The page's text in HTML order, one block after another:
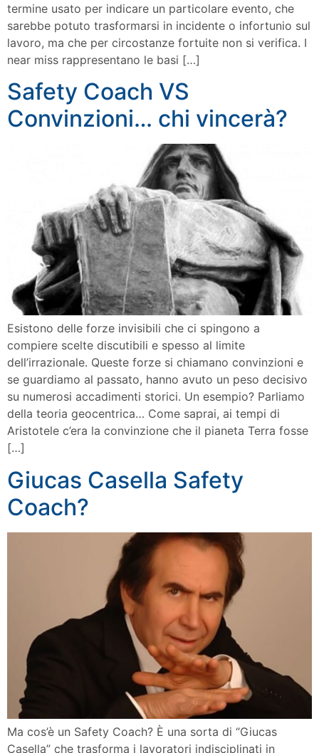
termine usato per indicare un particolare evento, che
sarebbe potuto trasformarsi in incidente o infortunio sul
lavoro, ma che per circostanze fortuite non si verifica. I
near miss rappresentano le basi […]
Safety Coach VS
Convinzioni… chi vincerà?
Esistono delle forze invisibili che ci spingono a
compiere scelte discutibili e spesso al limite
dell’irrazionale. Queste forze si chiamano convinzioni e
se guardiamo al passato, hanno avuto un peso decisivo
su numerosi accadimenti storici. Un esempio? Parliamo
della teoria geocentrica… Come saprai, ai tempi di
Aristotele c’era la convinzione che il pianeta Terra fosse
[…]
Giucas Casella Safety
Coach?
Ma cos’è un Safety Coach? È una sorta di “Giucas
Casella” che trasforma i lavoratori indisciplinati in